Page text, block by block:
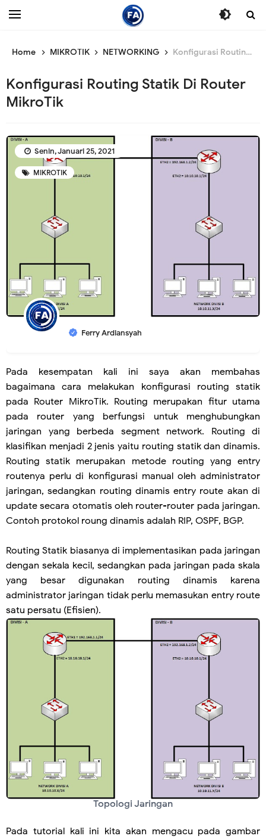
Home MIKROTIK NETWORKING Konfigurasi Routing Statik Di Router MikroTik
Konfigurasi Routing Statik Di Router
MikroTik
MIKROTIK
Ferry Ardiansyah
Senin, Januari 25, 2021
Pada kesempatan kali ini saya akan membahas
bagaimana cara melakukan konfigurasi routing statik
pada Router MikroTik. Routing merupakan fitur utama
pada router yang berfungsi untuk menghubungkan
jaringan yang berbeda segment network. Routing di
klasifikan menjadi 2 jenis yaitu routing statik dan dinamis.
Routing statik merupakan metode routing yang entry
routenya perlu di konfigurasi manual oleh administrator
jaringan, sedangkan routing dinamis entry route akan di
update secara otomatis oleh router-router pada jaringan.
Contoh protokol roung dinamis adalah RIP, OSPF, BGP.
Routing Statik biasanya di implementasikan pada jaringan
dengan sekala kecil, sedangkan pada jaringan pada skala
yang besar digunakan routing dinamis karena
administrator jaringan tidak perlu memasukan entry route
satu persatu (Efisien).
Topologi Jaringan
Pada tutorial kali ini kita akan mengacu pada gambar